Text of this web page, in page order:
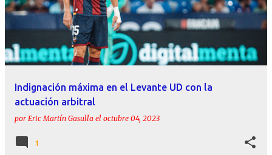
Indignación máxima en el Levante UD con la
actuación arbitral
por Eric Martín Gasulla el octubre 04, 2023
1